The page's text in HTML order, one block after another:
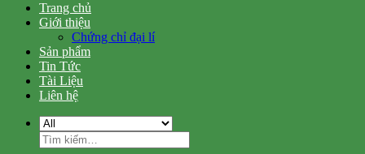
Trang chủ
Giới thiệu
Chứng chỉ đại lí
Sản phẩm
Tin Tức
Tài Liệu
Liên hệ
Tìm